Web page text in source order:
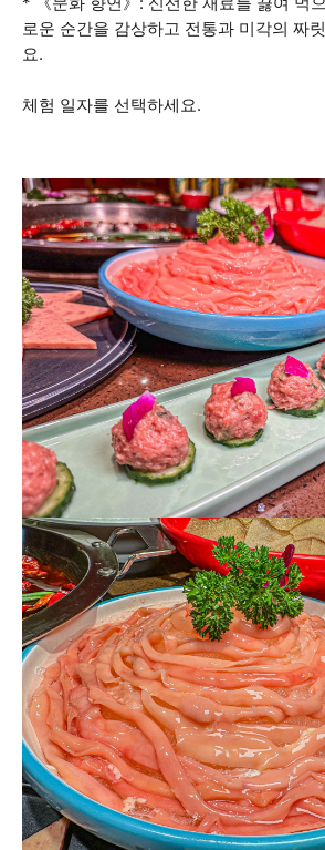
로운 순간을 감상하고 전통과 미각의 짜
요.
체험 일자를 선택하세요.